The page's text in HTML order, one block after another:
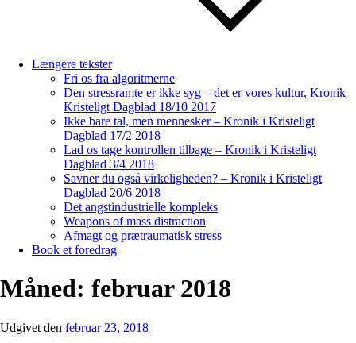
Længere tekster
Fri os fra algoritmerne
Den stressramte er ikke syg – det er vores kultur, Kronik
Kristeligt Dagblad 18/10 2017
Ikke bare tal, men mennesker – Kronik i Kristeligt
Dagblad 17/2 2018
Lad os tage kontrollen tilbage – Kronik i Kristeligt
Dagblad 3/4 2018
Savner du også virkeligheden? – Kronik i Kristeligt
Dagblad 20/6 2018
Det angstindustrielle kompleks
Weapons of mass distraction
Afmagt og prætraumatisk stress
Book et foredrag
Måned: februar 2018
Udgivet den februar 23, 2018